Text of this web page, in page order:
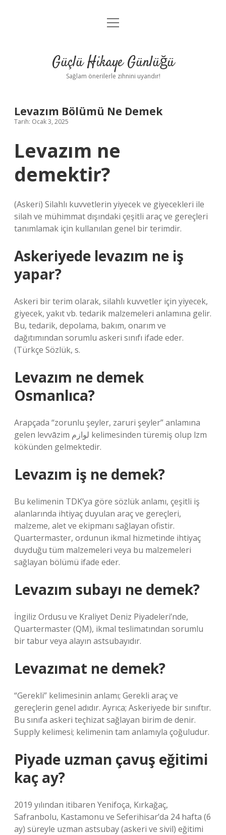
Anasayfa
Yasal Uyarı
menüyü
Güçlü Hikaye Günlüğü
Sağlam önerilerle zihnini uyandır!
Levazım Bölümü Ne Demek
Tarih: Ocak 3, 2025
Levazım ne
demektir?
(Askeri) Silahlı kuvvetlerin yiyecek ve giyecekleri ile
silah ve mühimmat dışındaki çeşitli araç ve gereçleri
tanımlamak için kullanılan genel bir terimdir.
Askeriyede levazım ne iş
yapar?
Askeri bir terim olarak, silahlı kuvvetler için yiyecek,
giyecek, yakıt vb. tedarik malzemeleri anlamına gelir.
Bu, tedarik, depolama, bakım, onarım ve
dağıtımından sorumlu askeri sınıfı ifade eder.
(Türkçe Sözlük, s.
Levazım ne demek
Osmanlıca?
Arapçada “zorunlu şeyler, zaruri şeyler” anlamına
gelen levvāzim لوازم kelimesinden türemiş olup lzm
kökünden gelmektedir.
Levazım iş ne demek?
Bu kelimenin TDK’ya göre sözlük anlamı, çeşitli iş
alanlarında ihtiyaç duyulan araç ve gereçleri,
malzeme, alet ve ekipmanı sağlayan ofistir.
Quartermaster, ordunun ikmal hizmetinde ihtiyaç
duyduğu tüm malzemeleri veya bu malzemeleri
sağlayan bölümü ifade eder.
Levazım subayı ne demek?
İngiliz Ordusu ve Kraliyet Deniz Piyadeleri’nde,
Quartermaster (QM), ikmal teslimatından sorumlu
bir tabur veya alayın astsubayıdır.
Levazımat ne demek?
“Gerekli” kelimesinin anlamı; Gerekli araç ve
gereçlerin genel adıdır. Ayrıca; Askeriyede bir sınıftır.
Bu sınıfa askeri teçhizat sağlayan birim de denir.
Supply kelimesi; kelimenin tam anlamıyla çoğuludur.
Piyade uzman çavuş eğitimi
kaç ay?
2019 yılından itibaren Yenifoça, Kırkağaç,
Safranbolu, Kastamonu ve Seferihisar’da 24 hafta (6
ay) süreyle uzman astsubay (askeri ve sivil) eğitimi